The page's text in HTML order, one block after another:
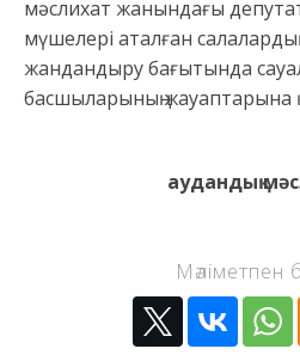
мәслихат жанындағы
мүшелері аталған
жандандыру бағытында
басшыларының жауаптарына
аудандық
Мәліметпен